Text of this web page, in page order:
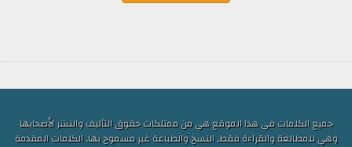
جميع الكلمات في هذا الموقع هي من ممتلكات حقوق التأليف والنشر لأصحابها
وهي للمطالعة والقراءة فقط, النسخ والطباعة غير مسموح بها, الكلمات المقدمة